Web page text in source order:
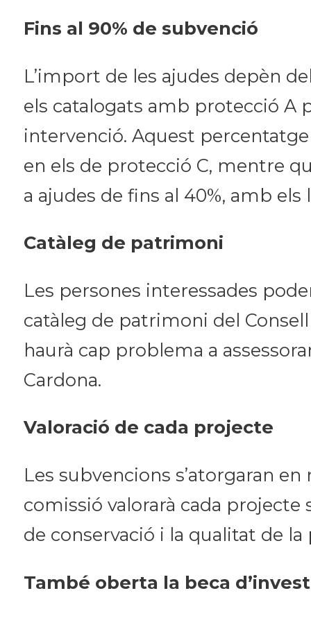
Fins al 90% de subvenció
L’import de les ajudes depèn
els catalogats amb protecció A
intervenció. Aquest
en els de protecció C, mentre
a ajudes de fins al 40%, amb
Catàleg de patrimoni
Les persones interessades
catàleg de patrimoni del
haurà cap problema a
Cardona.
Valoració de cada projecte
Les subvencions s’atorgaran
comissió valorarà cada
de conservació i la qualitat de
També oberta la beca